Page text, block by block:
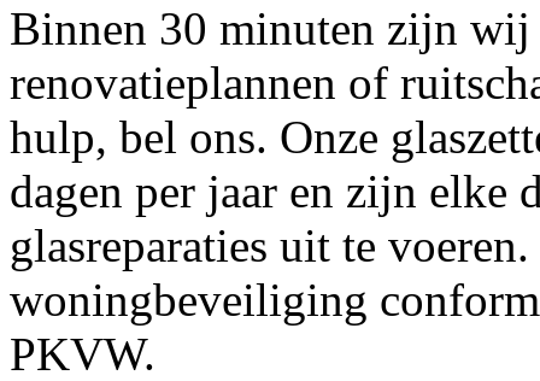
Binnen 30 minuten zijn wij
renovatieplannen of
hulp, bel ons. Onze
dagen per jaar en zijn elke
glasreparaties uit te
woningbeveiliging
PKVW.